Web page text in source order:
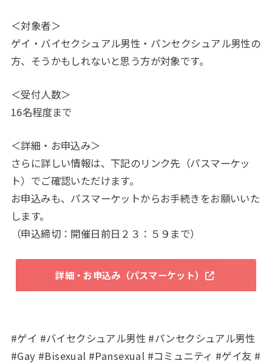
＜対象者＞
ゲイ・バイセクシュアル男性・パンセクシュアル男性の
方、そうかもしれないと思う方が対象です。
＜受付人数＞
16名程度まで
＜詳細・お申込み＞
さらに詳しい情報は、下記のリンク先（パスマーケッ
ト）でご確認いただけます。
お申込みも、パスマーケットからお手続きをお願いいた
します。
（申込締切：開催日前日２３：５９まで）
詳細・お申込み（パスマーケット）
#ゲイ #バイセクシュアル男性 #パンセクシュアル男性
#Gay #Bisexual #Pansexual #コミュニティ #ゲイ友 #